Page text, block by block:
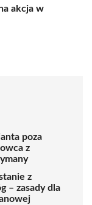
akcja w
poza
z
z
– zasady dla